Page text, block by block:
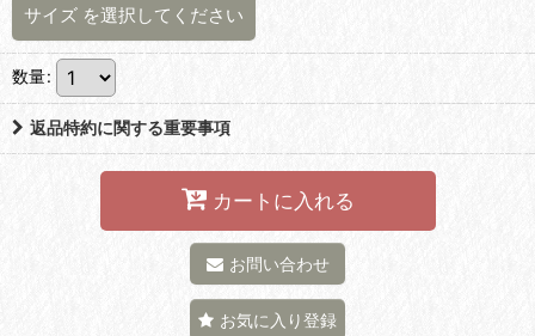
サイズ を選択してください
数量:
返品特約に関する重要事項
カートに入れる
お問い合わせ
お気に入り登録